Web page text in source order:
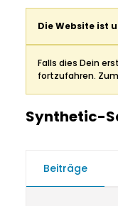
Die Website ist
Falls dies Dein
fortzufahren.
Synthetic-
Beiträge